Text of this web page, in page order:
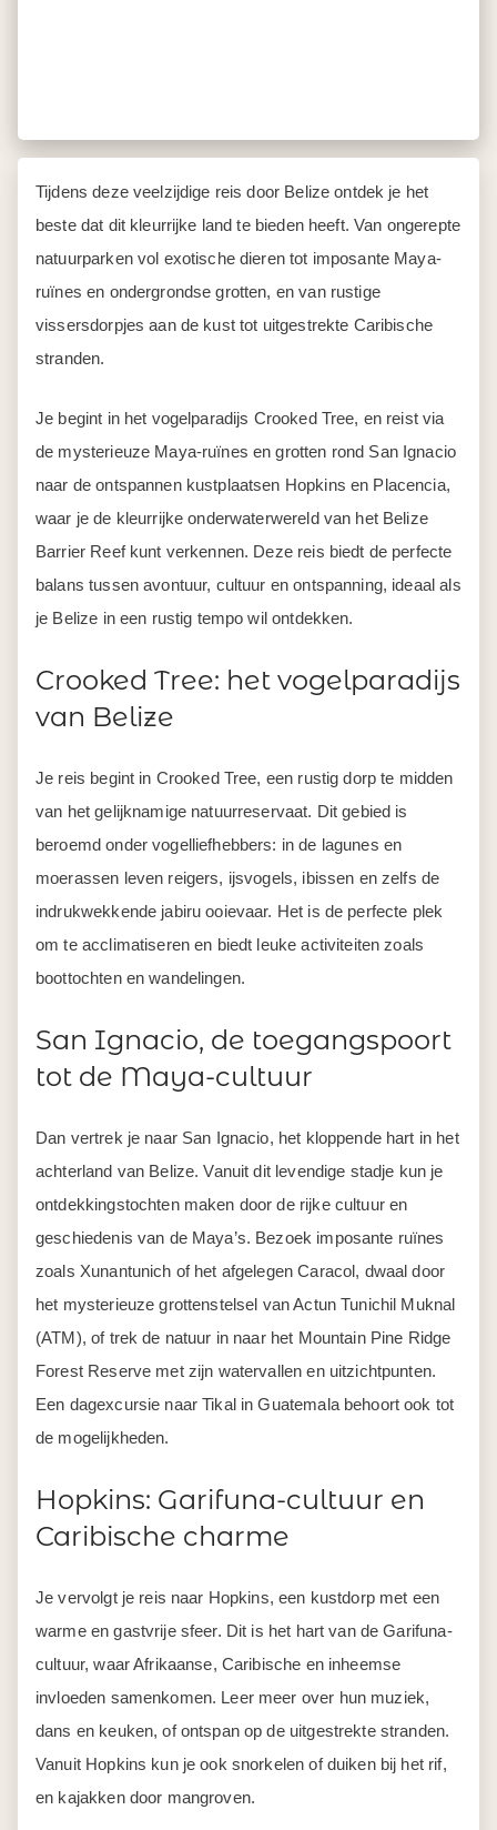
Tijdens deze veelzijdige reis door Belize ontdek je het
beste dat dit kleurrijke land te bieden heeft. Van ongerepte
natuurparken vol exotische dieren tot imposante Maya-
ruïnes en ondergrondse grotten, en van rustige
vissersdorpjes aan de kust tot uitgestrekte Caribische
stranden.
Je begint in het vogelparadijs Crooked Tree, en reist via
de mysterieuze Maya-ruïnes en grotten rond San Ignacio
naar de ontspannen kustplaatsen Hopkins en Placencia,
waar je de kleurrijke onderwaterwereld van het Belize
Barrier Reef kunt verkennen. Deze reis biedt de perfecte
balans tussen avontuur, cultuur en ontspanning, ideaal als
je Belize in een rustig tempo wil ontdekken.
Crooked Tree: het vogelparadijs
van Belize
Je reis begint in Crooked Tree, een rustig dorp te midden
van het gelijknamige natuurreservaat. Dit gebied is
beroemd onder vogelliefhebbers: in de lagunes en
moerassen leven reigers, ijsvogels, ibissen en zelfs de
indrukwekkende jabiru ooievaar. Het is de perfecte plek
om te acclimatiseren en biedt leuke activiteiten zoals
boottochten en wandelingen.
San Ignacio, de toegangspoort
tot de Maya-cultuur
Dan vertrek je naar San Ignacio, het kloppende hart in het
achterland van Belize. Vanuit dit levendige stadje kun je
ontdekkingstochten maken door de rijke cultuur en
geschiedenis van de Maya’s. Bezoek imposante ruïnes
zoals Xunantunich of het afgelegen Caracol, dwaal door
het mysterieuze grottenstelsel van Actun Tunichil Muknal
(ATM), of trek de natuur in naar het Mountain Pine Ridge
Forest Reserve met zijn watervallen en uitzichtpunten.
Een dagexcursie naar Tikal in Guatemala behoort ook tot
de mogelijkheden.
Hopkins: Garifuna-cultuur en
Caribische charme
Je vervolgt je reis naar Hopkins, een kustdorp met een
warme en gastvrije sfeer. Dit is het hart van de Garifuna-
cultuur, waar Afrikaanse, Caribische en inheemse
invloeden samenkomen. Leer meer over hun muziek,
dans en keuken, of ontspan op de uitgestrekte stranden.
Vanuit Hopkins kun je ook snorkelen of duiken bij het rif,
en kajakken door mangroven.